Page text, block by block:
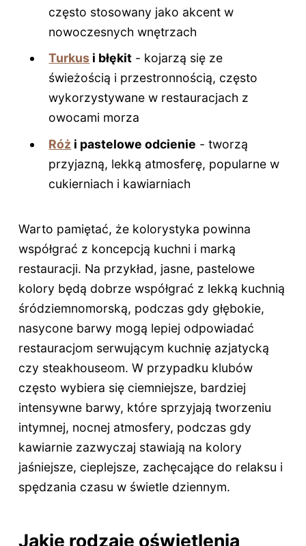
często stosowany jako akcent w
nowoczesnych wnętrzach
Turkus i błękit - kojarzą się ze
świeżością i przestronnością, często
wykorzystywane w restauracjach z
owocami morza
Róż i pastelowe odcienie - tworzą
przyjazną, lekką atmosferę, popularne w
cukierniach i kawiarniach
Warto pamiętać, że kolorystyka powinna
współgrać z koncepcją kuchni i marką
restauracji. Na przykład, jasne, pastelowe
kolory będą dobrze współgrać z lekką kuchnią
śródziemnomorską, podczas gdy głębokie,
nasycone barwy mogą lepiej odpowiadać
restauracjom serwującym kuchnię azjatycką
czy steakhouseom. W przypadku klubów
często wybiera się ciemniejsze, bardziej
intensywne barwy, które sprzyjają tworzeniu
intymnej, nocnej atmosfery, podczas gdy
kawiarnie zazwyczaj stawiają na kolory
jaśniejsze, cieplejsze, zachęcające do relaksu i
spędzania czasu w świetle dziennym.
Jakie rodzaje oświetlenia